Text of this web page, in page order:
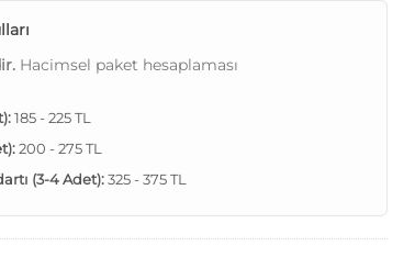
Hacimsel paket hesaplaması
185 - 225 TL
200 - 275 TL
(3-4 Adet):325 - 375 TL